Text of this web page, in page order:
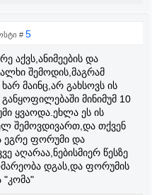
# 5
აქვს,ანიმეების და
შემოდის,მაგრამ
მაინც,არ გახსოვს ის
მინიმუმ 10
ყვაოდა.ეხლა ეს ის
შემოვდივართ,და თქვენ
ეგრე ფორუმი და
აღარაა,ნებისმიერ წესზე
დგას,და ფორუმის
"კომა"